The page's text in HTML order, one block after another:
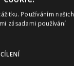
Používáním našich
zásadami používání